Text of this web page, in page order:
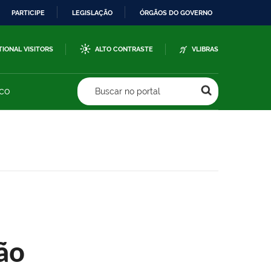
PARTICIPE LEGISLAÇÃO ÓRGÃOS DO GOVERNO
VISITORS ALTO CONTRASTE VLIBRAS
Buscar no portal